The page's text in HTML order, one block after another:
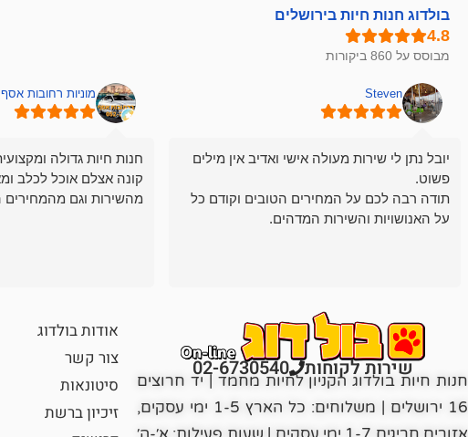
בולדוג חנות חיות בירושלים
מבוסס על 860 ביקורות
Steven
יובל נתן לי שירות מעולה אישי ואדיב אין מילים
פשוט.
תודה רבה לכם על המחירים הטובים וקודם כל
על האנושויות והשירות המדהים.
מוניות רחובות אסף
חנות חיות גדולה
קונה אצלם אוכל לכלב
מהשירות וגם מהמחירים
שירות לקוחות 02-6730540
חנות חיות בולדוג הקניון לחיות מחמד | יד חרוצים
16 ירושלים | משלוחים: כל הארץ 1-5 ימי עסקים,
אודות בולדוג
צור קשר
סיטונאות
זיכיון ברשת